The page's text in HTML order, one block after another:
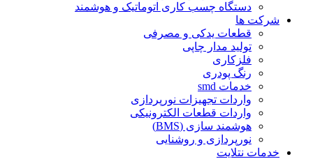
دستگاه چسب کاری اتوماتیک و هوشمند
شرکت ها
قطعات یدکی و مصرفی
تولید مدار چاپی
فلزکاری
رنگ پودری
خدمات smd
واردات تجهیزات نورپردازی
واردات قطعات الکترونیکی
هوشمند سازی (BMS)
نورپردازی و روشنایی
خدمات نتلایت